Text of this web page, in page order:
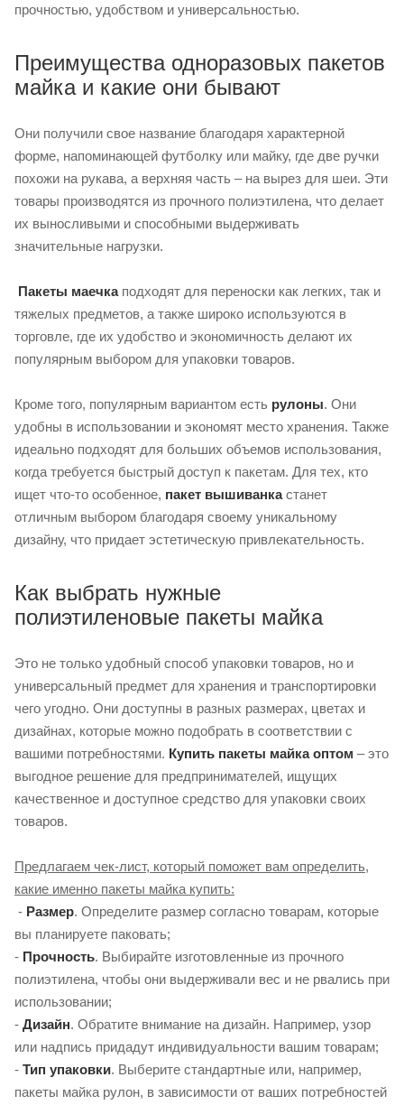
прочностью, удобством и универсальностью.
Преимущества одноразовых пакетов
майка и какие они бывают
Они получили свое название благодаря характерной
форме, напоминающей футболку или майку, где две ручки
похожи на рукава, а верхняя часть – на вырез для шеи. Эти
товары производятся из прочного полиэтилена, что делает
их выносливыми и способными выдерживать
значительные нагрузки.
Пакеты маечкаподходят для переноски как легких, так и
тяжелых предметов, а также широко используются в
торговле, где их удобство и экономичность делают их
популярным выбором для упаковки товаров.
Кроме того, популярным вариантом есть рулоны. Они
удобны в использовании и экономят место хранения. Также
идеально подходят для больших объемов использования,
когда требуется быстрый доступ к пакетам. Для тех, кто
ищет что-то особенное, пакет вышиванкастанет
отличным выбором благодаря своему уникальному
дизайну, что придает эстетическую привлекательность.
Как выбрать нужные
полиэтиленовые пакеты майка
Это не только удобный способ упаковки товаров, но и
универсальный предмет для хранения и транспортировки
чего угодно. Они доступны в разных размерах, цветах и ​​
дизайнах, которые можно подобрать в соответствии с
вашими потребностями. Купить пакеты майка оптом – это
выгодное решение для предпринимателей, ищущих
качественное и доступное средство для упаковки своих
товаров.
Предлагаем чек-лист, который поможет вам определить,
какие именно пакеты майка купить:
- Размер. Определите размер согласно товарам, которые
вы планируете паковать;
- Прочность. Выбирайте изготовленные из прочного
полиэтилена, чтобы они выдерживали вес и не рвались при
использовании;
- Дизайн. Обратите внимание на дизайн. Например, узор
или надпись придадут индивидуальности вашим товарам;
- Тип упаковки. Выберите стандартные или, например,
пакеты майка рулон, в зависимости от ваших потребностей